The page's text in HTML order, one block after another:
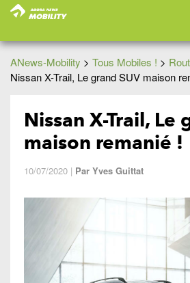
ANews-Mobility > Tous Mobiles ! >
Nissan X-Trail, Le grand SUV maison
Nissan X-Trail, Le
maison remanié !
10/07/2020 | Par Yves Guittat